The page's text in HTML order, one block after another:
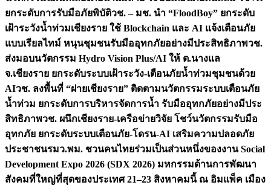
ยกระดับการรับมือภัยพิบัติวช. – มช. นำ “FloodBoy” ยกระดับ
เฝ้าระวังน้ำท่วมเชียงราย ใช้ Blockchain และ AI แจ้งเตือนภัย
แบบเรียลไทม์ หนุนชุมชนรับมืออุทกภัยอย่างมีประสิทธิภาพวช.
ส่งมอบนวัตกรรม Hydro Vision Plus/AI ให้ ต.นางแล
จ.เชียงราย ยกระดับระบบเฝ้าระวัง-เตือนภัยน้ำท่วมชุมชนด้วย
AIวช. ลงพื้นที่ “ฝายเชียงราย” ติดตามนวัตกรรมระบบเตือนภัย
น้ำท่วม ยกระดับการบริหารจัดการน้ำ รับมืออุทกภัยอย่างมีประ
สิทธิภาพวช. ผนึกเชียงราย-เครือข่ายวิจัย โชว์นวัตกรรมรับมือ
อุทกภัย ยกระดับระบบเตือนภัย-โดรน-AI เสริมความปลอดภัย
ประชาชนรมว.พม. ชวนคนไทยร่วมเป็นส่วนหนึ่งของงาน Social
Development Expo 2026 (SDX 2026) มหกรรมด้านการพัฒนา
สังคมที่ใหญ่ที่สุดของประเทศ 21–23 สิงหาคมนี้ ณ อิมแพ็ค เมือง